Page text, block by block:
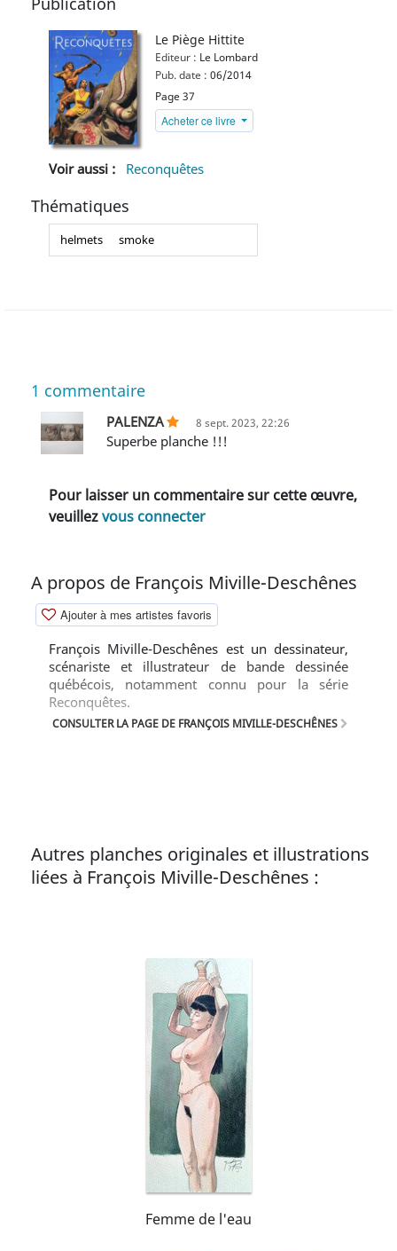
Le Piège Hittite
Editeur : Le Lombard
Pub. date : 06/2014
Page 37
Acheter ce livre
Voir aussi : Reconquêtes
Thématiques
helmets smoke
1 commentaire
PALENZA 8 sept. 2023, 22:26
Superbe planche !!!
Pour laisser un commentaire sur cette œuvre,
veuillezvous connecter
A propos de François Miville-Deschênes
Ajouter à mes artistes favoris
François Miville-Deschênes est un dessinateur,
scénariste et illustrateur de bande dessinée
québécois, notamment connu pour la série
Reconquêtes.
CONSULTER LA PAGE DE FRANÇOIS MIVILLE-DESCHÊNES
Autres planches originales et illustrations
liées à François Miville-Deschênes :
Femme de l'eau